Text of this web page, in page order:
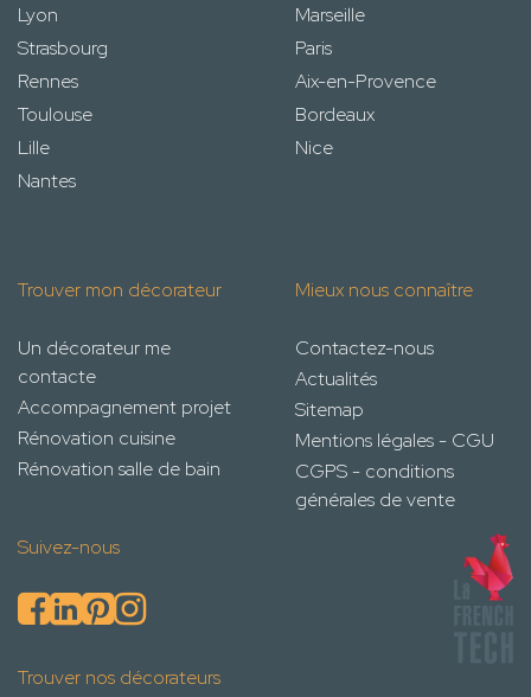
Lyon
Marseille
Strasbourg
Paris
Rennes
Aix-en-Provence
Toulouse
Bordeaux
Lille
Nice
Nantes
Trouver mon décorateur
Un décorateur me
contacte
Accompagnement projet
Rénovation cuisine
Rénovation salle de bain
Mieux nous connaître
Contactez-nous
Actualités
Sitemap
Mentions légales - CGU
CGPS - conditions
générales de vente
Suivez-nous
Trouver nos décorateurs